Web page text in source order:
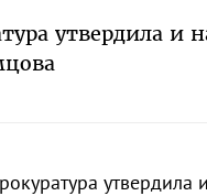
утвердила и
утвердила